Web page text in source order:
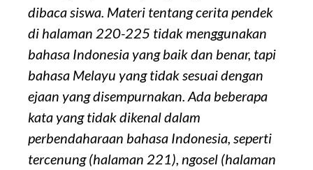
dibaca siswa. Materi tentang cerita pendek
di halaman 220-225 tidak menggunakan
bahasa Indonesia yang baik dan benar, tapi
bahasa Melayu yang tidak sesuai dengan
ejaan yang disempurnakan. Ada beberapa
kata yang tidak dikenal dalam
perbendaharaan bahasa Indonesia, seperti
tercenung(halaman 221), ngosel (halaman